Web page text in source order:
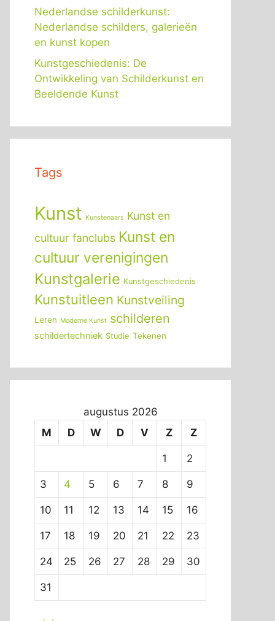
Nederlandse schilderkunst:
Nederlandse schilders, galerieën
en kunst kopen
Kunstgeschiedenis: De
Ontwikkeling van Schilderkunst en
Beeldende Kunst
Tags
Kunst Kunstenaars Kunst en
cultuur fanclubs Kunst en
cultuur verenigingen
Kunstgalerie Kunstgeschiedenis
Kunstuitleen Kunstveiling
Leren Moderne Kunst schilderen
schildertechniek Studie Tekenen
augustus 2026
M
D W D V Z Z
1 2
3 4 5 6 7 8 9
10 11 12 13 14 15 16
17 18 19 20 21 22 23
24 25 26 27 28 29 30
31